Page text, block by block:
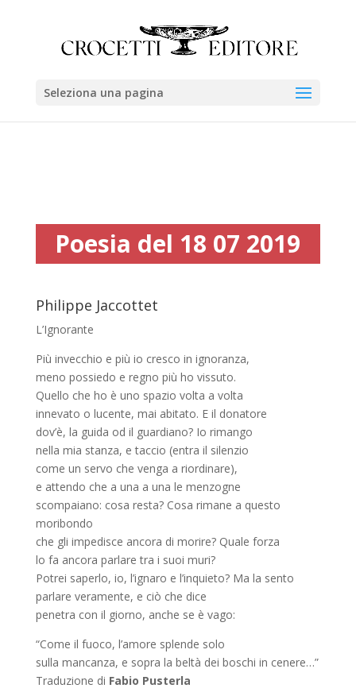
Seleziona una pagina
Poesia del 18 07 2019
Philippe Jaccottet
L’Ignorante
Più invecchio e più io cresco in ignoranza,
meno possiedo e regno più ho vissuto.
Quello che ho è uno spazio volta a volta
innevato o lucente, mai abitato. E il donatore
dov’è, la guida od il guardiano? Io rimango
nella mia stanza, e taccio (entra il silenzio
come un servo che venga a riordinare),
e attendo che a una a una le menzogne
scompaiano: cosa resta? Cosa rimane a questo
moribondo
che gli impedisce ancora di morire? Quale forza
lo fa ancora parlare tra i suoi muri?
Potrei saperlo, io, l’ignaro e l’inquieto? Ma la sento
parlare veramente, e ciò che dice
penetra con il giorno, anche se è vago:
“Come il fuoco, l’amore splende solo
sulla mancanza, e sopra la beltà dei boschi in cenere…”
Traduzione di Fabio Pusterla